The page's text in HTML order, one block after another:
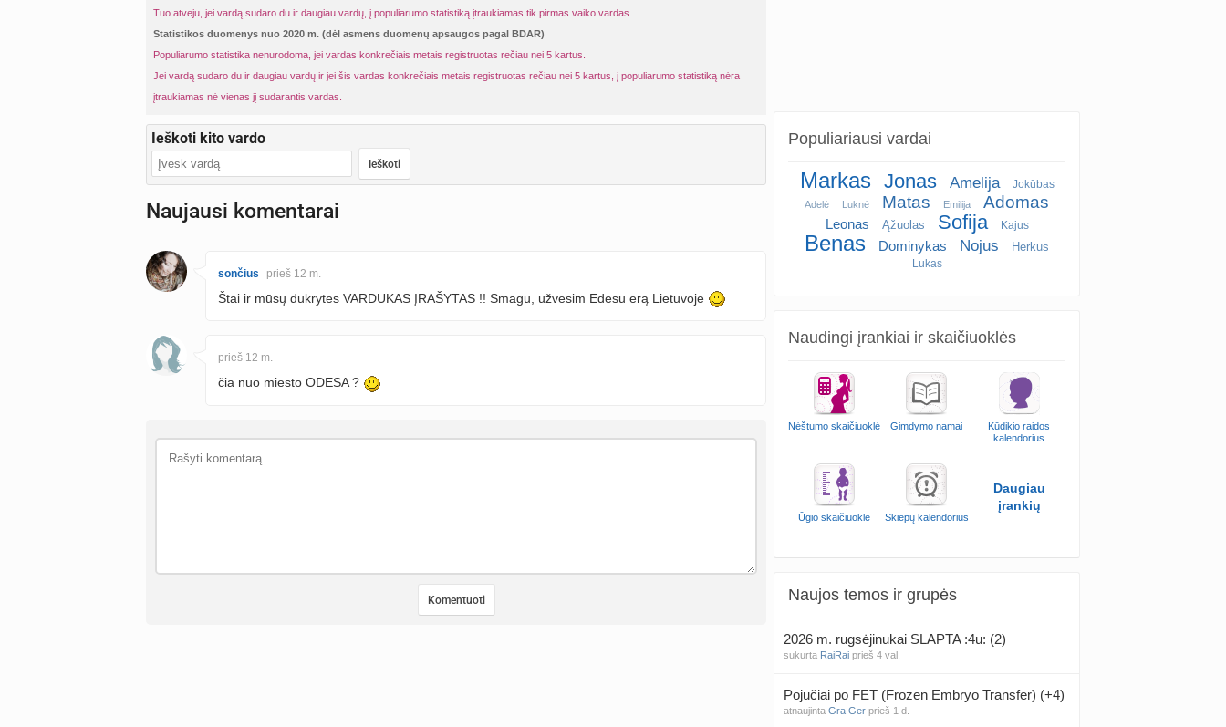
Tuo atveju, jei vardą sudaro du ir daugiau vardų, į populiarumo statistiką įtraukiamas tik pirmas vaiko vardas.
Statistikos duomenys nuo 2020 m. (dėl asmens duomenų apsaugos pagal BDAR)
Populiarumo statistika nenurodoma, jei vardas konkrečiais metais registruotas rečiau nei 5 kartus.
Jei vardą sudaro du ir daugiau vardų ir jei šis vardas konkrečiais metais registruotas rečiau nei 5 kartus, į populiarumo statistiką nėra
įtraukiamas nė vienas jį sudarantis vardas.
Ieškoti kito vardo
Naujausi komentarai
sončius prieš 12 m.
Štai ir mūsų dukrytes VARDUKAS ĮRAŠYTAS !! Smagu, užvesim Edesu erą Lietuvoje
prieš 12 m.
čia nuo miesto ODESA ?
Populiariausi vardai
Markas Jonas Amelija Jokūbas
Adelė Luknė Matas Emilija Adomas
Leonas Ąžuolas Sofija Kajus
Benas Dominykas Nojus Herkus
Lukas
Naudingi įrankiai ir skaičiuoklės
Nėštumo skaičiuoklė Gimdymo namai
Kūdikio raidos
kalendorius
Ūgio skaičiuoklė Skiepų kalendorius
Daugiau
įrankių
Naujos temos ir grupės
2026 m. rugsėjinukai SLAPTA :4u: (2)
sukurta RaiRai prieš 4 val.
Pojūčiai po FET (Frozen Embryo Transfer) (+4)
atnaujinta Gra Ger prieš 1 d.